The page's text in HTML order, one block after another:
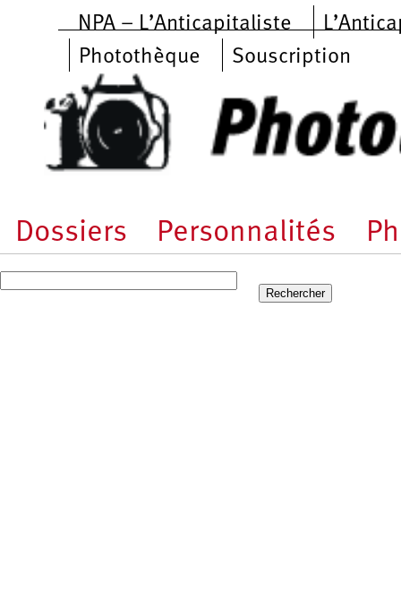
Aller au contenu principal
NPA – L’Anticapitaliste
Photothèque
Souscription
Dossiers Personnalités